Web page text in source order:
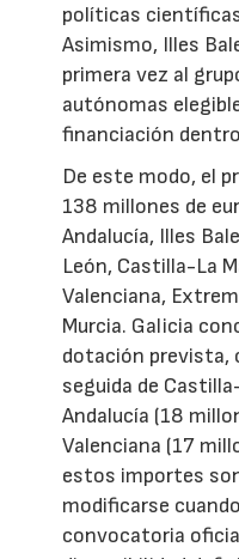
políticas
Asimismo, Illes
primera vez al
autónomas
financiación
De este modo, el
138 millones de
Andalucía, Illes
León, Castilla-La
Valenciana,
Murcia. Galicia
dotación prevista,
seguida de
Andalucía (18
Valenciana (17
estos importes
modificarse
convocatoria